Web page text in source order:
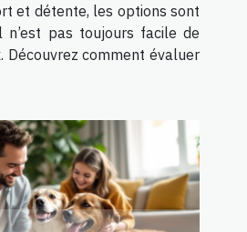
et détente, les options sont
n’est pas toujours facile de
Découvrez comment évaluer